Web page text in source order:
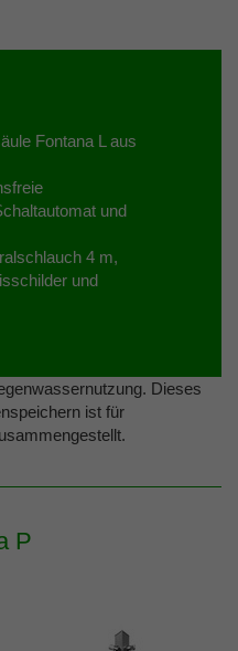
Fontana L aus
und
4 m,
und
Dieses
ist für
P